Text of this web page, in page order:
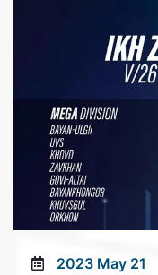
2023 May 21